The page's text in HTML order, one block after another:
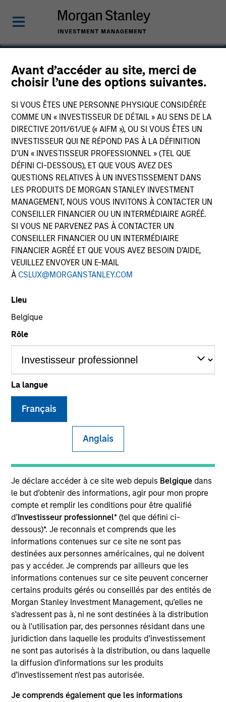
Avant d’accéder au site, merci de
choisir l’une des options suivantes.
SI VOUS ÊTES UNE PERSONNE PHYSIQUE CONSIDÉRÉE
COMME UN « INVESTISSEUR DE DÉTAIL » AU SENS DE LA
DIRECTIVE 2011/61/UE (« AIFM »), OU SI VOUS ÊTES UN
INVESTISSEUR QUI NE RÉPOND PAS À LA DÉFINITION
D’UN « INVESTISSEUR PROFESSIONNEL » (TEL QUE
DÉFINI CI-DESSOUS), ET QUE VOUS AVEZ DES
QUESTIONS RELATIVES À UN INVESTISSEMENT DANS
LES PRODUITS DE MORGAN STANLEY INVESTMENT
MANAGEMENT, NOUS VOUS INVITONS À CONTACTER UN
CONSEILLER FINANCIER OU UN INTERMÉDIAIRE AGRÉÉ.
SI VOUS NE PARVENEZ PAS À CONTACTER UN
CONSEILLER FINANCIER OU UN INTERMÉDIAIRE
FINANCIER AGRÉÉ ET QUE VOUS AVEZ BESOIN D’AIDE,
VEUILLEZ ENVOYER UN E-MAIL
À CSLUX@MORGANSTANLEY.COM
Lieu
Belgique
Rôle
La langue
Français
Anglais
Je déclare accéder à ce site web depuis Belgique dans
le but d’obtenir des informations, agir pour mon propre
compte et remplir les conditions pour être qualifié
d’Investisseur professionnel* (tel que défini ci-
dessous)*. Je reconnais et comprends que les
informations contenues sur ce site ne sont pas
destinées aux personnes américaines, qui ne doivent
pas y accéder. Je comprends par ailleurs que les
informations contenues sur ce site peuvent concerner
certains produits gérés ou conseillés par des entités de
Morgan Stanley Investment Management, qu’elles ne
s'adressent pas à, ni ne sont destinées à la distribution
ou à l'utilisation par, des personnes résidant dans une
juridiction dans laquelle les produits d’investissement
ne sont pas autorisés à la distribution, ou dans laquelle
la diffusion d'informations sur les produits
d’investissement n'est pas autorisée.
Je comprends également que les informations
Clarity
SECTOR
Healthcare Services
COUNTRY
United States
Invested on
Jan 2019
Transaction Type
Realization Date
Aug 2025
Clarity Software Solutions is a data and technology
driven provider of member communications and
member engagement solutions for health insurance
providers, third party administrators and dental
insurance companies.
View Current Employment Opportunities
View Site
Investment Team
Morgan Stanley Capital Partners